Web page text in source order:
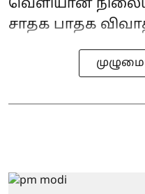
வெளியான
சாதக பாதக